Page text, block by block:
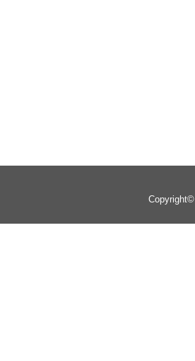
Copyright©